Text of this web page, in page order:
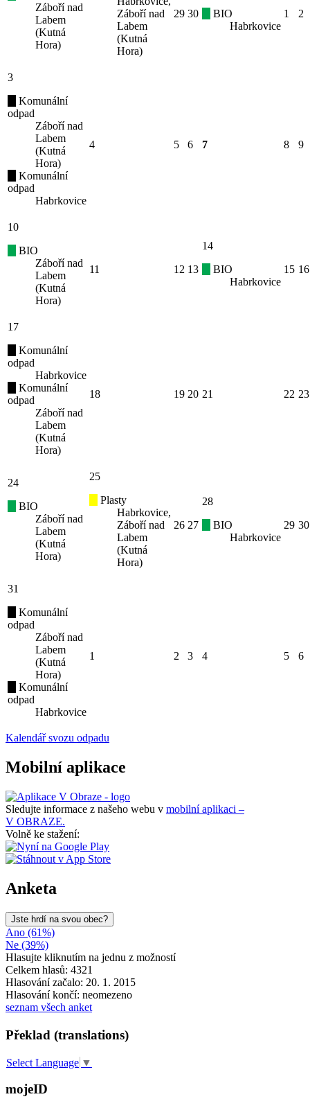
Záboří nad
Labem
(Kutná
Hora)
Záboří nad
Labem
(Kutná
Hora)
29 30
BIO
Habrkovice
1 2
3
Komunální
odpad
Záboří nad
Labem
(Kutná
Hora)
Komunální
odpad
Habrkovice
4 5 6 7 8 9
10
BIO
Záboří nad
Labem
(Kutná
Hora)
11 12 13
14
BIO
Habrkovice
15 16
17
Komunální
odpad
Habrkovice
Komunální
odpad
Záboří nad
Labem
(Kutná
Hora)
18 19 20 21 22 23
24
BIO
Záboří nad
Labem
(Kutná
Hora)
25
Plasty
Habrkovice,
Záboří nad
Labem
(Kutná
Hora)
26 27
28
BIO
Habrkovice
29 30
31
Komunální
odpad
Záboří nad
Labem
(Kutná
Hora)
Komunální
odpad
Habrkovice
1 2 3 4 5 6
Kalendář svozu odpadu
Mobilní aplikace
Sledujte informace z našeho webu v mobilní aplikaci –
V OBRAZE.
Volně ke stažení:
Anketa
Jste hrdí na svou obec?
Ano (61%)
Ne (39%)
Hlasujte kliknutím na jednu z možností
Celkem hlasů: 4321
Hlasování začalo: 20. 1. 2015
Hlasování končí: neomezeno
seznam všech anket
Překlad (translations)
Select Language ▼
mojeID